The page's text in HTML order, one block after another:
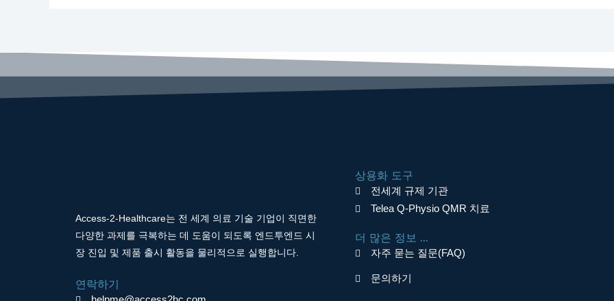
Access-2-Healthcare는 전 세계 의료 기술 기업이 직면한
다양한 과제를 극복하는 데 도움이 되도록 엔드투엔드 시
장 진입 및 제품 출시 활동을 물리적으로 실행합니다.
연락하기
상용화 도구
전세계 규제 기관
Telea Q-Physio QMR 치료
더 많은 정보 ...
자주 묻는 질문(FAQ)
문의하기